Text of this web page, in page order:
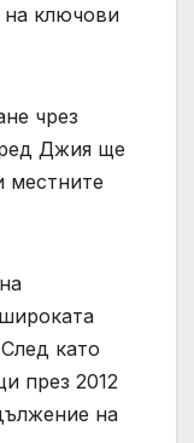
на ключови
чрез
Джия ще
местните
като
през 2012
на